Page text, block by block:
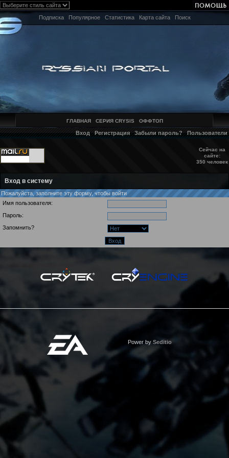
Подписка Популярное Статистика Карта сайта Поиск
ГЛАВНАЯ СЕРИЯ CRYSIS ОФФТОП
Вход Регистрация Забыли пароль? Пользователи
Сейчас на
сайте:
350 человек
Вход в систему
Пожалуйста, заполните эту форму, чтобы войти
Имя пользователя:
Пароль:
Запомнить?
Power by Seditio